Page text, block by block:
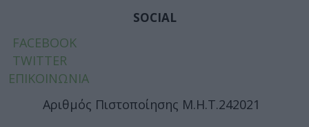
SOCIAL
FACEBOOK
TWITTER
ΕΠΙΚΟΙΝΩΝΙΑ
Αριθμός Πιστοποίησης Μ.Η.Τ.242021